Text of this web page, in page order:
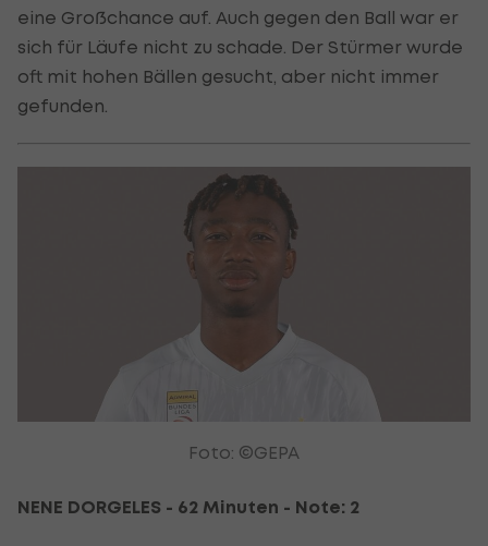
eine Großchance auf. Auch gegen den Ball war er
sich für Läufe nicht zu schade. Der Stürmer wurde
oft mit hohen Bällen gesucht, aber nicht immer
gefunden.
Foto: ©GEPA
NENE DORGELES - 62 Minuten - Note: 2